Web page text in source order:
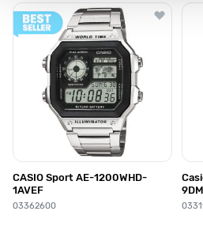
Poruszanie się po elementach
Naciśnij, aby pominąć karuzelę
Naciśnij, aby przejść do nawigacji
CASIO Sport AE-1200WHD-
1AVEF
03362600